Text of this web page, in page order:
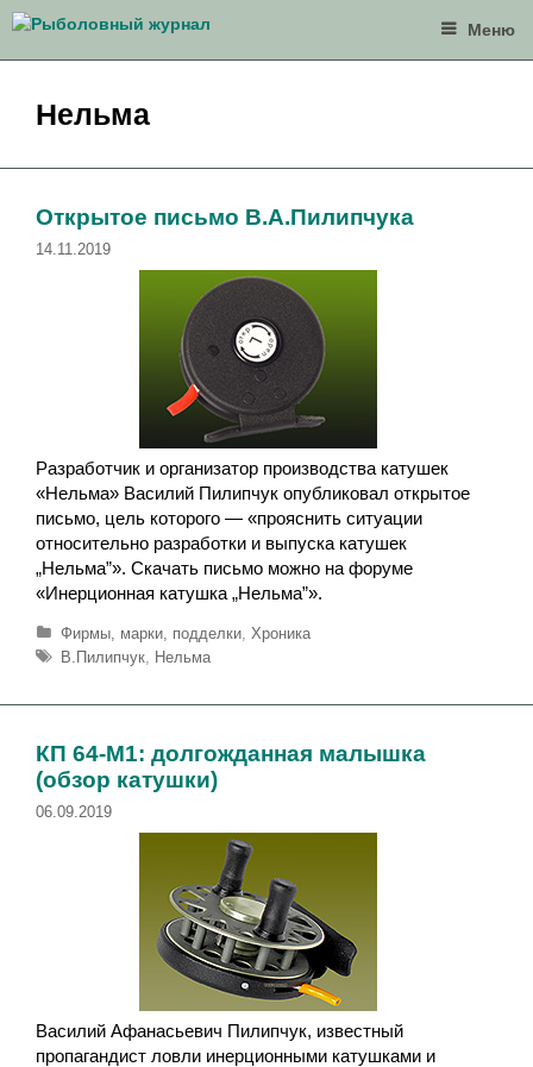
Перейти
содержимому
Меню
Нельма
Открытое письмо В.А.Пилипчука
14.11.2019
Разработчик и организатор производства катушек
«Нельма» Василий Пилипчук опубликовал открытое
письмо, цель которого — «прояснить ситуации
относительно разработки и выпуска катушек
„Нельма”». Скачать письмо можно на форуме
«Инерционная катушка „Нельма”».
Р
у
к
и
Фирмы, марки, подделки, Хроника
М
т
и
В.Пилипчук, Нельма
КП 64-M1: долгожданная малышка
(обзор катушки)
06.09.2019
Василий Афанасьевич Пилипчук, известный
пропагандист ловли инерционными катушками и